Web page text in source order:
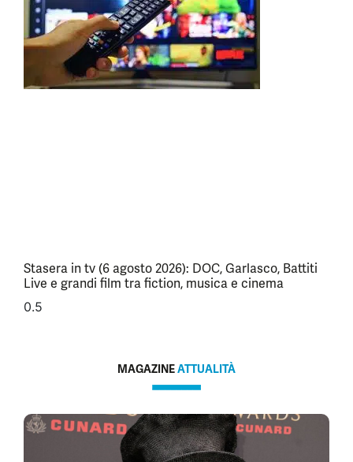
Stasera in tv (6 agosto 2026): DOC, Garlasco, Battiti
Live e grandi film tra fiction, musica e cinema
MAGAZINEATTUALITÀ